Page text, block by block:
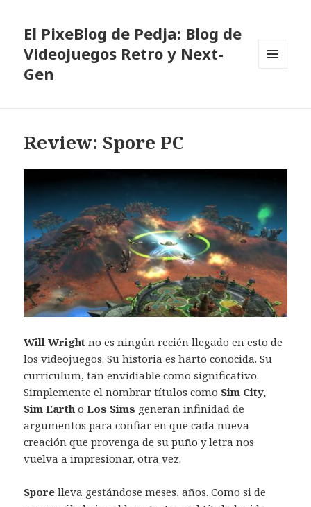
El PixeBlog de Pedja: Blog de
Videojuegos Retro y Next-
Gen
Review: Spore PC
Will Wright no es ningún recién llegado en esto de
los videojuegos. Su historia es harto conocida. Su
currículum, tan envidiable como significativo.
Simplemente el nombrar títulos como Sim City,
Sim Earth oLos Sims generan infinidad de
argumentos para confiar en que cada nueva
creación que provenga de su puño y letra nos
vuelva a impresionar, otra vez.
Spore lleva gestándose meses, años. Como si de